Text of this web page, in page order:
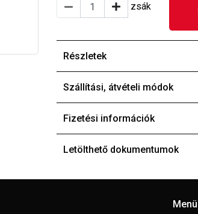
zsák
Részletek
Szállítási, átvételi módok
Fizetési információk
Letölthető dokumentumok
Menü